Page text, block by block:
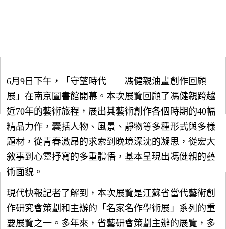
6月9日下午，「守望時代——馮健親油畫創作回顧
展」在南京圖書館開幕。本次展覽回顧了馮健親跨越
近70年的藝術旅程，展出其藝術創作各個時期的40幅
精品力作，囊括人物、風景、靜物等多種形式與多樣
題材，從青春激昂的求索到晚境深沈的凝思，從宏大
敘事到心靈抒寫的多重體悟，基本呈現出馮健親的藝
術面貌。
現代快報記者了解到，本次展覽是江蘇省當代藝術創
作研究會策劃和主辦的「名家名作學術展」系列的重
要展覽之一。多年來，省藝研會策劃主辦的展覽，多